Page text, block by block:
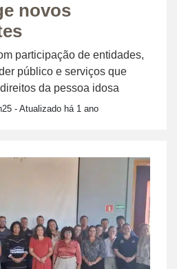
novos
participação de entidades,
público e serviços que
da pessoa idosa
- Atualizado há 1 ano